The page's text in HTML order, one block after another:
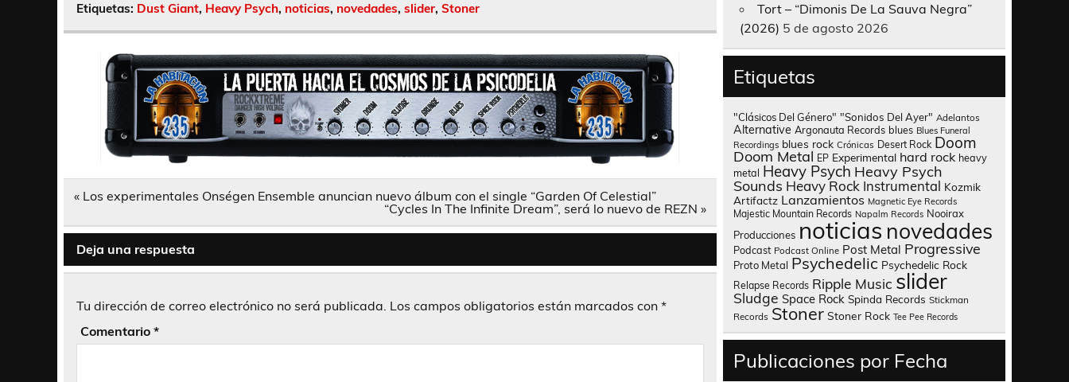
Etiquetas: Dust Giant, Heavy Psych, noticias, novedades, slider, Stoner
Navegación
« Los experimentales Onségen Ensemble anuncian nuevo álbum con el single “Garden Of Celestial”
“Cycles In The Infinite Dream”, será lo nuevo de REZN »
Deja una respuesta
Tu dirección de correo electrónico no será publicada. Los campos obligatorios están marcados con *
Comentario *
Tort – “Dimonis De La Sauva Negra”
(2026) 5 de agosto 2026
Etiquetas
"Clásicos Del Género" "Sonidos Del Ayer" Adelantos
Alternative Argonauta Records blues Blues Funeral
Recordings blues rock Crónicas Desert Rock Doom
Doom Metal EP Experimental hard rock heavy
metal Heavy Psych Heavy Psych
Sounds Heavy Rock Instrumental Kozmik
Artifactz Lanzamientos Magnetic Eye Records
Majestic Mountain Records Napalm Records Nooirax
Producciones noticias novedades
Podcast Podcast Online Post Metal Progressive
Proto Metal Psychedelic Psychedelic Rock
Relapse Records Ripple Music slider
Sludge Space Rock Spinda Records Stickman
Records Stoner Stoner Rock Tee Pee Records
Publicaciones por Fecha